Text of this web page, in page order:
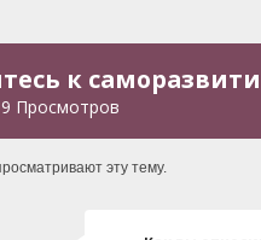
к
Просмотров
эту тему.